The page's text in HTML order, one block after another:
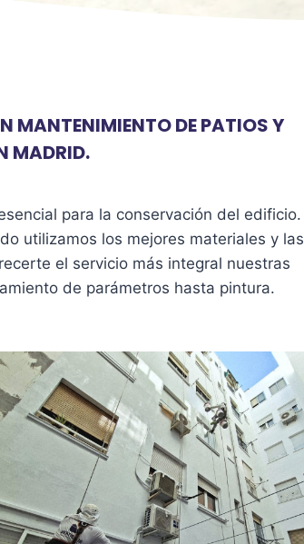
MANTENIMIENTO DE PATIOS Y
MADRID.
para la conservación del edificio.
utilizamos los mejores materiales y las
el servicio más integral nuestras
de parámetros hasta pintura.